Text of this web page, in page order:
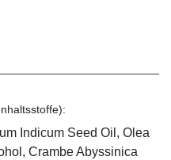
Indicum Seed Oil, Olea
Crambe Abyssinica